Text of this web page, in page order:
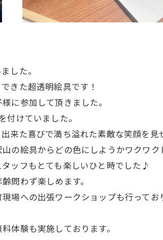
した。
きた超透明絵具です！
に参加して頂きました。
けていました。
来た喜びで満ち溢れた素敵な笑顔を
の絵具からどの色にしようかワクワ
ッフもとても楽しいひと時でした♪
問わず楽しめます。
場への出張ワークショップも行って
体験も実施しております。